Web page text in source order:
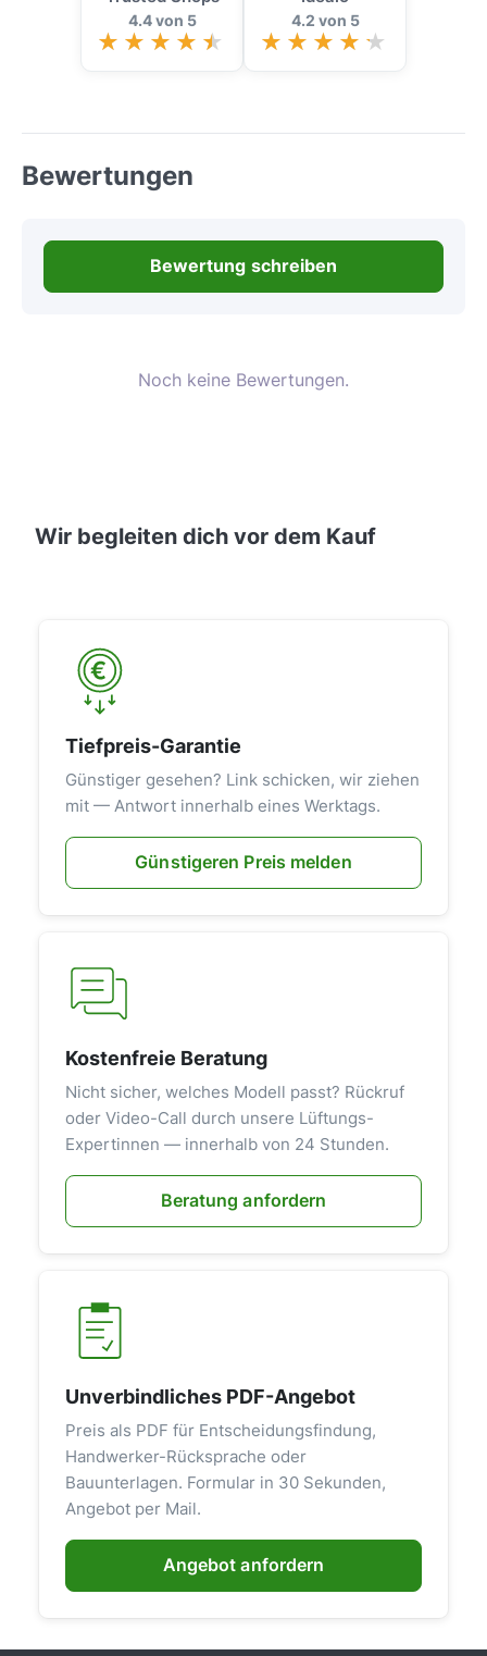
4.4 von 5 4.2 von 5
Bewertungen
Bewertung schreiben
Noch keine Bewertungen.
Wir begleiten dich vor dem Kauf
Tiefpreis-Garantie
Günstiger gesehen? Link schicken, wir ziehen
mit — Antwort innerhalb eines Werktags.
Günstigeren Preis melden
Kostenfreie Beratung
Nicht sicher, welches Modell passt? Rückruf
oder Video-Call durch unsere Lüftungs-
Expertinnen — innerhalb von 24 Stunden.
Beratung anfordern
Unverbindliches PDF-Angebot
Preis als PDF für Entscheidungsfindung,
Handwerker-Rücksprache oder
Bauunterlagen. Formular in 30 Sekunden,
Angebot per Mail.
Angebot anfordern